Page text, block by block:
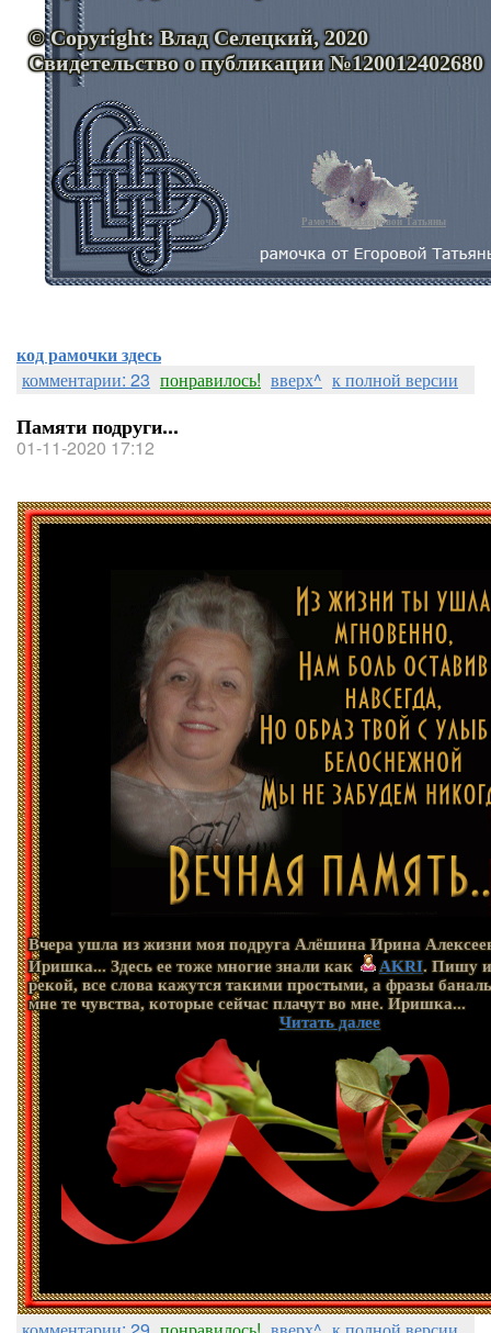
© Copyright: Влад Селецкий, 2020
Свидетельство о публикации №120012402680
Рамочка от Егоровой Татьяны
код рамочки здесь
комментарии: 23 понравилось! вверх^ к полной версии
Памяти подруги...
01-11-2020 17:12
Вчера ушла из жизни моя подруга Алёшина Ирина
Иришка... Здесь ее тоже многие знали как
AKRI. Пишу и
рекой, все слова кажутся такими простыми, а фразы
мне те чувства, которые сейчас плачут во мне. Иришка...
Читать далее